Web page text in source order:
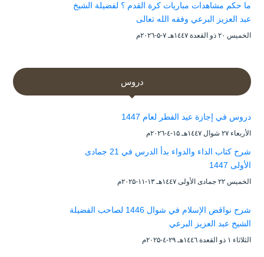
ما حكم مشاهدات مباريات كرة القدم ؟ لفضيلة الشيخ
عبد العزيز البرعي وفقه الله تعالى
الخميس ۲۰ ذو القعدة ۱٤٤۷هـ ۷-۵-۲۰۲٦م
دروس
دروس في إجازة عيد الفطر لعام 1447
الأربعاء ۲۷ شوال ۱٤٤۷هـ ۱۵-٤-۲۰۲٦م
شرح كتاب الداء والدواء بدأ الدرس في 21 جمادى
الأولى 1447
الخميس ۲۲ جمادى الأولى ۱٤٤۷هـ ۱۳-۱۱-۲۰۲۵م
شرح نواقض الإسلام في شوال 1446 لصاحب الفضيلة
الشيخ عبد العزيز البرعي
الثلاثاء ۱ ذو القعدة ۱٤٤٦هـ ۲۹-٤-۲۰۲۵م